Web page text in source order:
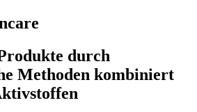
durch
Methoden kombiniert